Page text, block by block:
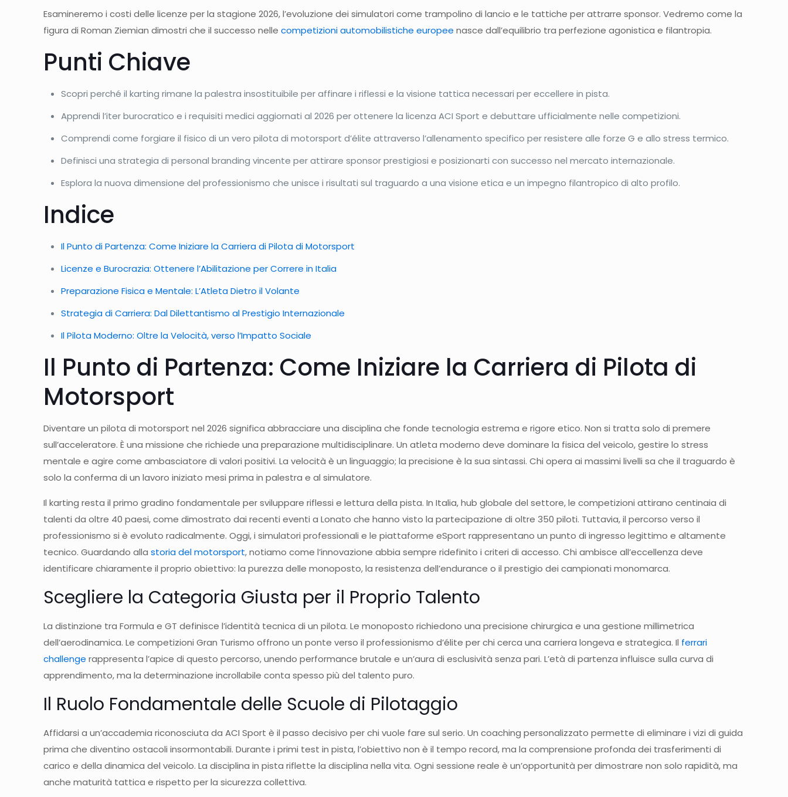
Esamineremo i costi delle licenze per la stagione 2026, l’evoluzione dei simulatori come trampolino di lancio e le tattiche per attrarre sponsor. Vedremo come la
figura di Roman Ziemian dimostri che il successo nellecompetizioni automobilistiche europee nasce dall’equilibrio tra perfezione agonistica e filantropia.
Punti Chiave
Scopri perché il karting rimane la palestra insostituibile per affinare i riflessi e la visione tattica necessari per eccellere in pista.
Apprendi l’iter burocratico e i requisiti medici aggiornati al 2026 per ottenere la licenza ACI Sport e debuttare ufficialmente nelle competizioni.
Comprendi come forgiare il fisico di un vero pilota di motorsport d’élite attraverso l’allenamento specifico per resistere alle forze G e allo stress termico.
Definisci una strategia di personal branding vincente per attirare sponsor prestigiosi e posizionarti con successo nel mercato internazionale.
Esplora la nuova dimensione del professionismo che unisce i risultati sul traguardo a una visione etica e un impegno filantropico di alto profilo.
Indice
Il Punto di Partenza: Come Iniziare la Carriera di Pilota di Motorsport
Licenze e Burocrazia: Ottenere l’Abilitazione per Correre in Italia
Preparazione Fisica e Mentale: L’Atleta Dietro il Volante
Strategia di Carriera: Dal Dilettantismo al Prestigio Internazionale
Il Pilota Moderno: Oltre la Velocità, verso l’Impatto Sociale
Il Punto di Partenza: Come Iniziare la Carriera di Pilota di
Motorsport
Diventare un pilota di motorsport nel 2026 significa abbracciare una disciplina che fonde tecnologia estrema e rigore etico. Non si tratta solo di premere
sull’acceleratore. È una missione che richiede una preparazione multidisciplinare. Un atleta moderno deve dominare la fisica del veicolo, gestire lo stress
mentale e agire come ambasciatore di valori positivi. La velocità è un linguaggio; la precisione è la sua sintassi. Chi opera ai massimi livelli sa che il traguardo è
solo la conferma di un lavoro iniziato mesi prima in palestra e al simulatore.
Il karting resta il primo gradino fondamentale per sviluppare riflessi e lettura della pista. In Italia, hub globale del settore, le competizioni attirano centinaia di
talenti da oltre 40 paesi, come dimostrato dai recenti eventi a Lonato che hanno visto la partecipazione di oltre 350 piloti. Tuttavia, il percorso verso il
professionismo si è evoluto radicalmente. Oggi, i simulatori professionali e le piattaforme eSport rappresentano un punto di ingresso legittimo e altamente
tecnico. Guardando allastoria del motorsport, notiamo come l’innovazione abbia sempre ridefinito i criteri di accesso. Chi ambisce all’eccellenza deve
identificare chiaramente il proprio obiettivo: la purezza delle monoposto, la resistenza dell’endurance o il prestigio dei campionati monomarca.
Scegliere la Categoria Giusta per il Proprio Talento
La distinzione tra Formula e GT definisce l’identità tecnica di un pilota. Le monoposto richiedono una precisione chirurgica e una gestione millimetrica
dell’aerodinamica. Le competizioni Gran Turismo offrono un ponte verso il professionismo d’élite per chi cerca una carriera longeva e strategica. Il ferrari
challenge rappresenta l’apice di questo percorso, unendo performance brutale e un’aura di esclusività senza pari. L’età di partenza influisce sulla curva di
apprendimento, ma la determinazione incrollabile conta spesso più del talento puro.
Il Ruolo Fondamentale delle Scuole di Pilotaggio
Affidarsi a un’accademia riconosciuta da ACI Sport è il passo decisivo per chi vuole fare sul serio. Un coaching personalizzato permette di eliminare i vizi di guida
prima che diventino ostacoli insormontabili. Durante i primi test in pista, l’obiettivo non è il tempo record, ma la comprensione profonda dei trasferimenti di
carico e della dinamica del veicolo. La disciplina in pista riflette la disciplina nella vita. Ogni sessione reale è un’opportunità per dimostrare non solo rapidità, ma
anche maturità tattica e rispetto per la sicurezza collettiva.